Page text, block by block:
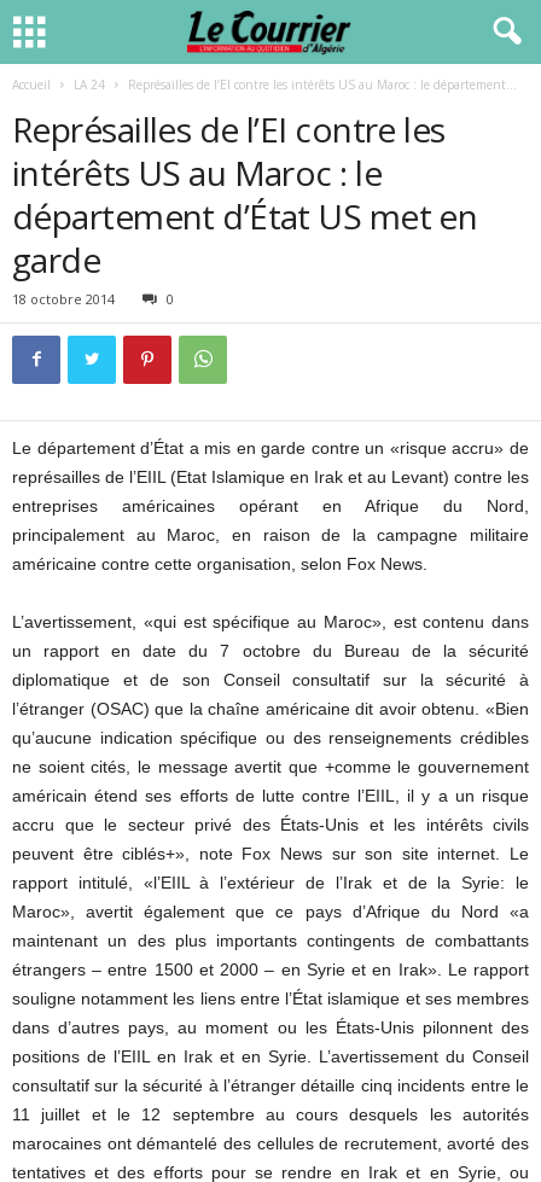
Accueil LA 24 Représailles de l’EI contre les intérêts US au Maroc : le département...
Représailles de l’EI contre les
intérêts US au Maroc : le
département d’État US met en
garde
18 octobre 2014 0
Le département d’État a mis en garde contre un «risque accru» de
représailles de l’EIIL (Etat Islamique en Irak et au Levant) contre les
entreprises américaines opérant en Afrique du Nord,
principalement au Maroc, en raison de la campagne militaire
américaine contre cette organisation, selon Fox News.
L’avertissement, «qui est spécifique au Maroc», est contenu dans
un rapport en date du 7 octobre du Bureau de la sécurité
diplomatique et de son Conseil consultatif sur la sécurité à
l’étranger (OSAC) que la chaîne américaine dit avoir obtenu. «Bien
qu’aucune indication spécifique ou des renseignements crédibles
ne soient cités, le message avertit que +comme le gouvernement
américain étend ses efforts de lutte contre l’EIIL, il y a un risque
accru que le secteur privé des États-Unis et les intérêts civils
peuvent être ciblés+», note Fox News sur son site internet. Le
rapport intitulé, «l’EIIL à l’extérieur de l’Irak et de la Syrie: le
Maroc», avertit également que ce pays d’Afrique du Nord «a
maintenant un des plus importants contingents de combattants
étrangers – entre 1500 et 2000 – en Syrie et en Irak». Le rapport
souligne notamment les liens entre l’État islamique et ses membres
dans d’autres pays, au moment ou les États-Unis pilonnent des
positions de l’EIIL en Irak et en Syrie. L’avertissement du Conseil
consultatif sur la sécurité à l’étranger détaille cinq incidents entre le
11 juillet et le 12 septembre au cours desquels les autorités
marocaines ont démantelé des cellules de recrutement, avorté des
tentatives et des efforts pour se rendre en Irak et en Syrie, ou